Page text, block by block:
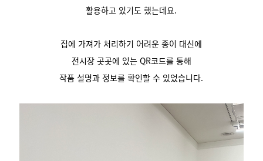
활용하고 있기도 했는데요.
집에 가져가 처리하기 어려운 종이 대신에
전시장 곳곳에 있는 QR코드를 통해
작품 설명과 정보를 확인할 수 있었습니다.